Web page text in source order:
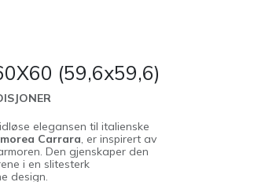
(59,6x59,6)
elegansen til italienske
Carrara, er inspirert av
Den gjenskaper den
i en slitesterk
design.